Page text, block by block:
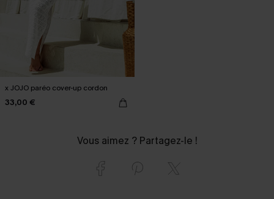
x JOJO paréo cover-up cordon
33,00 €
Vous aimez ? Partagez-le !